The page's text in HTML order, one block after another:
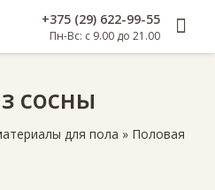
+375 (29) 622-99-55
Пн-Вс: с 9.00 до 21.00
сосны
для пола » Половая